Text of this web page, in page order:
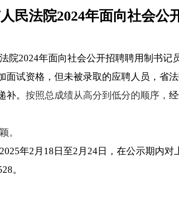
民法院2024年面向社会公
院2024年面向社会公开招聘聘用制书记
面试资格，但未被录取的应聘人员，省
补。 按照总成绩从高分到低分的顺序，
。
2025年2月18日至2月24日，在公示期内
。